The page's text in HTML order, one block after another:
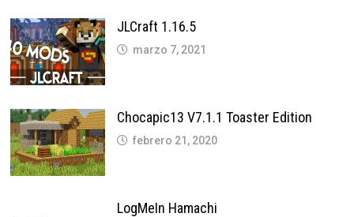
JLCraft 1.16.5
marzo 7, 2021
Chocapic13 V7.1.1 Toaster Edition
febrero 21, 2020
LogMeIn Hamachi